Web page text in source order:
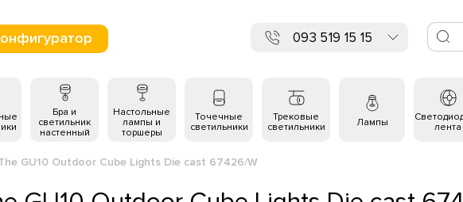
093 519 15 15
Бра и
светильник
настенный
Настольные
лампы и
торшеры
Точечные
светильники
Трековые
светильники
Лампы
лента
GU10 Outdoor Cube Lights Die cast 67426/W